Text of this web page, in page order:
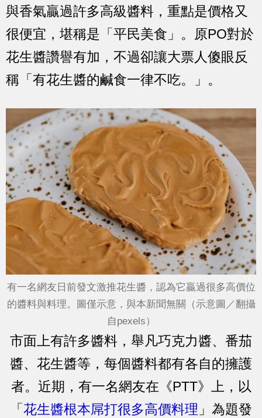
與香氣贏過許多高級醬料，重點是價格又
很便宜，堪稱是「平民美食」。原PO對於
花生醬讚譽有加，不過卻讓大票人傻眼反
稱「有花生醬的鹹食一律不吃。」。
有一名網友日前發文激推花生醬，認為它贏過很多高價位
的醬料與料理。圖僅示意，與本新聞無關（示意圖／翻攝
自pexels）
市面上有許多醬料，舉凡巧克力醬、番茄
醬、花生醬等，每個醬料都有各自的擁護
者。近期，有一名網友在《PTT》上，以
「 花生醬根本屌打很多高價料理 」為題發